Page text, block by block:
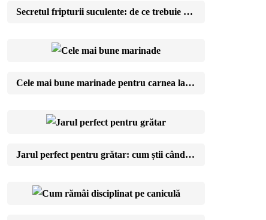
Secretul fripturii suculente: de ce trebuie să lași carnea să se odihnească
Cele mai bune marinade pentru carnea la grătar: rețete și reguli de aur
Jarul perfect pentru grătar: cum știi când cărbunii sunt gata (testul cu mâna)